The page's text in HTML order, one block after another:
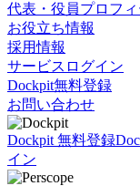
代表・役員プロフ
お役立ち情報
採用情報
サービスログイン
Dockpit無料登録
お問い合わせ
Dockpit 無料登録
イン